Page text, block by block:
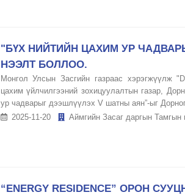
"БҮХ НИЙТИЙН ЦАХИМ УР
НЭЭЛТ БОЛЛОО.
Монгол Улсын Засгийн газраас хэрэгжүүлж
цахим үйлчилгээний зохицуулалтын газар,
ур чадварыг дээшлүүлэх V шатны аян”-ыг
2025-11-20 Аймгийн Засаг даргын Тамгын
“ENERGY RESIDENCE” ОРОН